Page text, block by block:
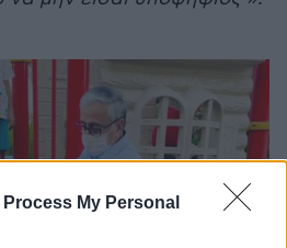
Process My Personal